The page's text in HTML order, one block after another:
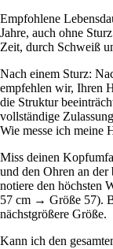
Empfohlene
Jahre, auch ohne
Zeit, durch Schweiß
Nach einem Sturz:
empfehlen wir, Ihren
die Struktur
vollständige
Wie messe ich meine
Miss deinen
und den Ohren an
notiere den höchsten
57 cm → Größe 57).
nächstgrößere Größe.
Kann ich den